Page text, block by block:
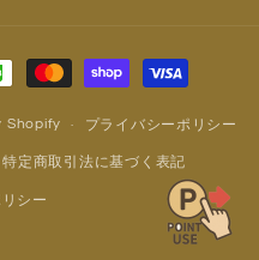
Shopify プライバシーポリシー
特定商取引法に基づく表記
シー